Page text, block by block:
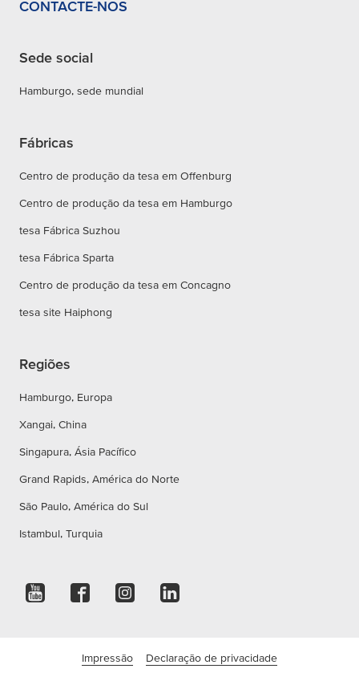
CONTACTE-NOS
Sede social
Hamburgo, sede mundial
Fábricas
Centro de produção da tesa em Offenburg
Centro de produção da tesa em Hamburgo
tesa Fábrica Suzhou
tesa Fábrica Sparta
Centro de produção da tesa em Concagno
tesa site Haiphong
Regiões
Hamburgo, Europa
Xangai, China
Singapura, Ásia Pacífico
Grand Rapids, América do Norte
São Paulo, América do Sul
Istambul, Turquia
Impressão Declaração de privacidade